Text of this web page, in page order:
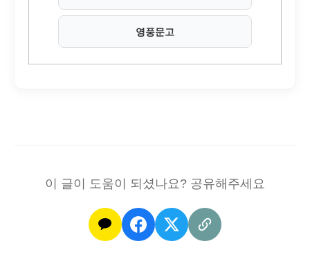
영풍문고
이 글이 도움이 되셨나요? 공유해주세요